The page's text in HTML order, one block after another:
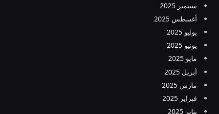
سبتمبر 2025
أغسطس 2025
يوليو 2025
يونيو 2025
مايو 2025
أبريل 2025
مارس 2025
فبراير 2025
يناير 2025